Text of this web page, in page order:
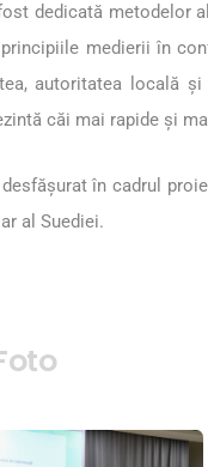
dedicată metodelor
medierii în
autoritatea locală
căi mai rapide și
în cadrul
al Suediei.